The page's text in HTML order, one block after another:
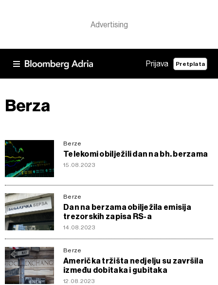
Prijava Pretplata
Berza
Berze
Telekomi obilježili dan na bh. berzama
15.08.2023
Berze
Dan na berzama obilježila emisija
trezorskih zapisa RS-a
14.08.2023
Berze
Američka tržišta nedjelju su završila
između dobitaka i gubitaka
12.08.2023